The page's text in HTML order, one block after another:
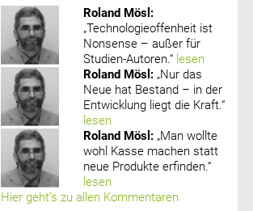
Roland Mösl :
„Technologieoffenheit ist
Nonsense – außer für
Studien-Autoren.“ lesen
Roland Mösl : „Nur das
Neue hat Bestand – in der
Entwicklung liegt die Kraft.“
lesen
Roland Mösl : „Man wollte
wohl Kasse machen statt
neue Produkte erfinden.“
lesen
Hier geht’s zu allen Kommentaren